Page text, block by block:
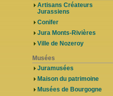
Artisans Créateurs
Jurassiens
Conifer
Jura Monts-Rivières
Ville de Nozeroy
Musées
Juramusées
Maison du patrimoine
Musées de Bourgogne